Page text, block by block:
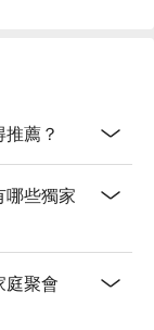
薦？
哪些獨家
庭聚會